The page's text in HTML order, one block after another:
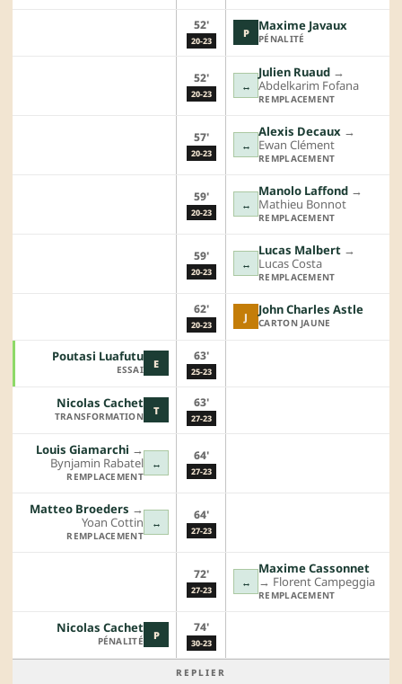
52'
20-23
P Maxime Javaux
PÉNALITÉ
52'
20-23
↔
Julien Ruaud →︎
Abdelkarim Fofana
REMPLACEMENT
57'
20-23
↔
Alexis Decaux →︎
Ewan Clément
REMPLACEMENT
59'
20-23
↔
Manolo Laffond →︎
Mathieu Bonnot
REMPLACEMENT
59'
20-23
↔
Lucas Malbert →︎
Lucas Costa
REMPLACEMENT
62'
20-23
J John Charles Astle
CARTON JAUNE
E
Poutasi Luafutu
ESSAI
63'
25-23
T
Nicolas Cachet
TRANSFORMATION
63'
27-23
↔
Louis Giamarchi →︎
Bynjamin Rabatel
REMPLACEMENT
64'
27-23
↔
Matteo Broeders →︎
Yoan Cottin
REMPLACEMENT
64'
27-23
72'
27-23
↔
Maxime Cassonnet
→︎ Florent Campeggia
REMPLACEMENT
P
Nicolas Cachet
PÉNALITÉ
74'
30-23
REPLIER